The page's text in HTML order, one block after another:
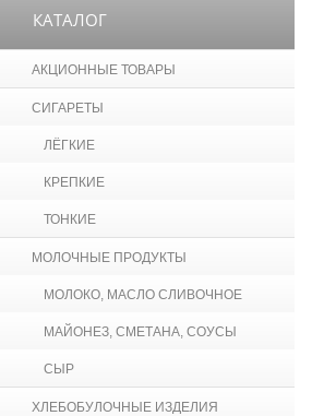
КАТАЛОГ
АКЦИОННЫЕ ТОВАРЫ
СИГАРЕТЫ
ЛЁГКИЕ
КРЕПКИЕ
ТОНКИЕ
МОЛОЧНЫЕ ПРОДУКТЫ
МОЛОКО, МАСЛО СЛИВОЧНОЕ
МАЙОНЕЗ, СМЕТАНА, СОУСЫ
СЫР
ХЛЕБОБУЛОЧНЫЕ ИЗДЕЛИЯ